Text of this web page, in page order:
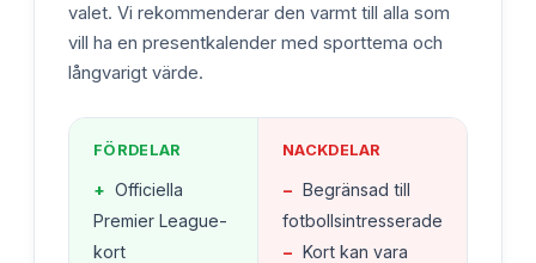
valet. Vi rekommenderar den varmt till alla som
vill ha en presentkalender med sporttema och
långvarigt värde.
FÖRDELAR
+ Officiella
Premier League-
kort
NACKDELAR
− Begränsad till
fotbollsintresserade
− Kort kan vara